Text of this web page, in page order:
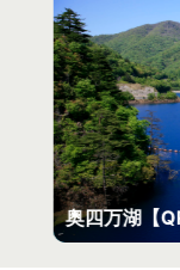
奥四万湖【